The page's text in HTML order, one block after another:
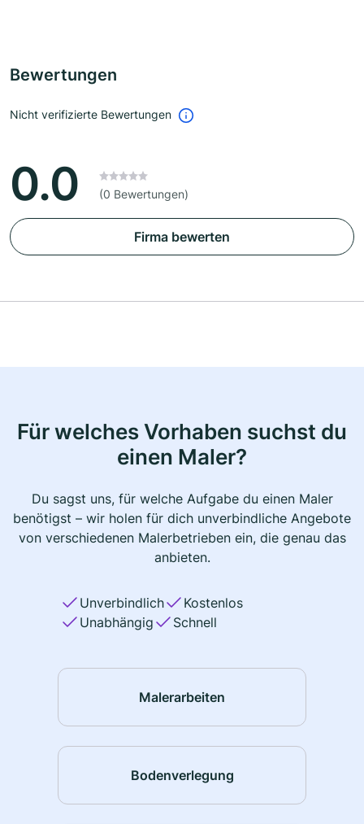
Bewertungen
Nicht verifizierte Bewertungen
0.0 (0 Bewertungen)
Firma bewerten
Für welches Vorhaben suchst du
einen Maler?
Du sagst uns, für welche Aufgabe du einen Maler
benötigst – wir holen für dich unverbindliche Angebote
von verschiedenen Malerbetrieben ein, die genau das
anbieten.
Unverbindlich
Kostenlos
Unabhängig
Schnell
Malerarbeiten
Bodenverlegung